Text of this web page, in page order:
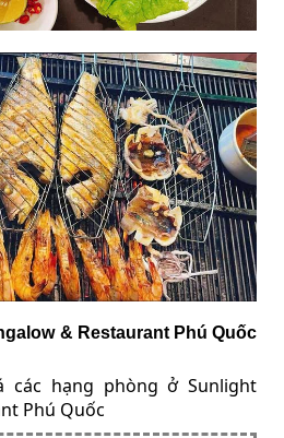
& Restaurant Phú Quốc
các hạng phòng ở Sunlight
Phú Quốc